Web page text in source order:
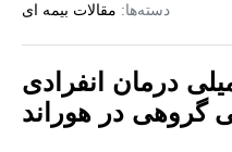
بیمه
درمان
+
بیمه
درمان
تکمیلی
دسته‌ها: مقالات بیمه ای
درمان انفرادی
گروهی در هوراند